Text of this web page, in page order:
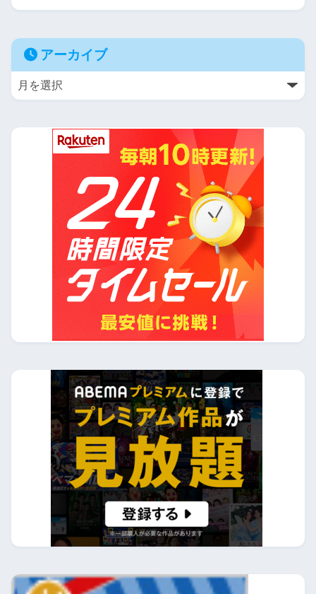
アーカイブ